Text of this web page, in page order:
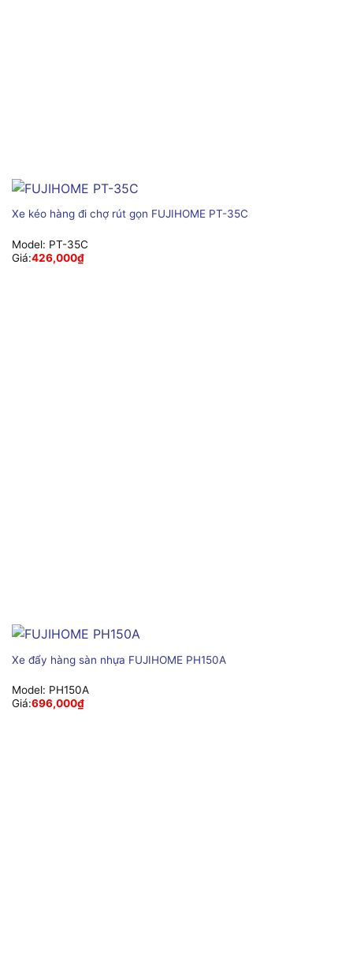
Xe kéo hàng đi chợ rút gọn FUJIHOME PT-35C
Model: PT-35C
Giá:426,000₫
Xe đẩy hàng sàn nhựa FUJIHOME PH150A
Model: PH150A
Giá:696,000₫